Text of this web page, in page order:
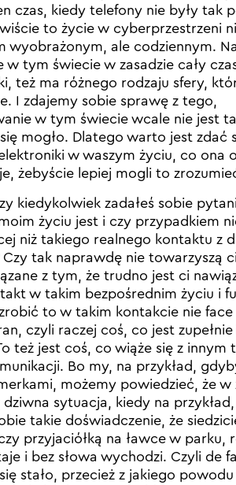
czas, kiedy telefony nie były tak
to życie w cyberprzestrzeni
wyobrażonym, ale codziennym.
w tym świecie w zasadzie cały
też ma różnego rodzaju sfery,
I zdajemy sobie sprawę z tego,
w tym świecie wcale nie jest
mogło. Dlatego warto jest zdać
w waszym życiu, co ona
żebyście lepiej mogli to
kiedykolwiek zadałeś sobie
życiu jest i czy przypadkiem
niż takiego realnego kontaktu z
Czy tak naprawdę nie towarzyszą
z tym, że trudno jest ci
w takim bezpośrednim życiu i
to w takim kontakcie nie face
czyli raczej coś, co jest
też jest coś, co wiąże się z innym
Bo my, na przykład,
możemy powiedzieć, że w
sytuacja, kiedy na
takie doświadczenie, że
przyjaciółką na ławce w parku,
i bez słowa wychodzi. Czyli de
stało, przecież z jakiego powodu